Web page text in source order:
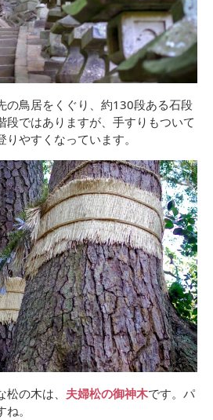
の鳥居をくぐり、約130段ある石段
段ではありますが、手すりもついて
やすくなっています。
の木は、 夫婦松の御神木です。パ
。